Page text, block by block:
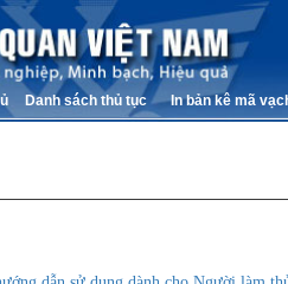
Danh sách thủ tục In bản kê mã